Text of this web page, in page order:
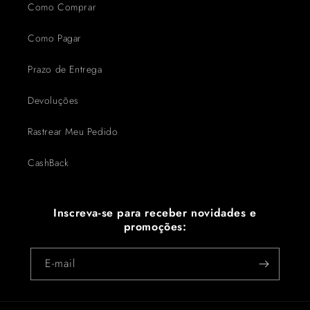
Como Comprar
Como Pagar
Prazo de Entrega
Devoluções
Rastrear Meu Pedido
CashBack
Inscreva-se para receber novidades e
promoções:
E-mail